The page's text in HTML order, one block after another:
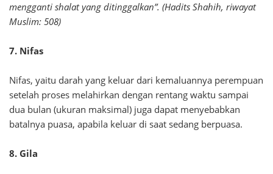
mengganti shalat yang ditinggalkan”. (Hadits Shahih, riwayat
Muslim: 508)
7. Nifas
Nifas, yaitu darah yang keluar dari kemaluannya perempuan
setelah proses melahirkan dengan rentang waktu sampai
dua bulan (ukuran maksimal) juga dapat menyebabkan
batalnya puasa, apabila keluar di saat sedang berpuasa.
8. Gila